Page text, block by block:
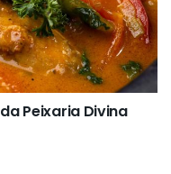
Peixaria Divina